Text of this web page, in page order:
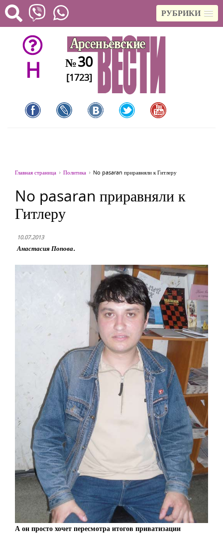
РУБРИКИ
H №30
[1723]
Главная страница Политика No pasaran приравняли к Гитлеру
No pasaran приравняли к
Гитлеру
10.07.2013
Анастасия Попова.
А он просто хочет пересмотра итогов приватизации